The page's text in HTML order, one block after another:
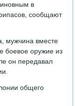
в
сообщают
мужчина вместе
боевое оружие из
он передавал
общего